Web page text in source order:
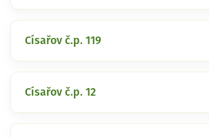
Císařov č.p. 119
Císařov č.p. 12